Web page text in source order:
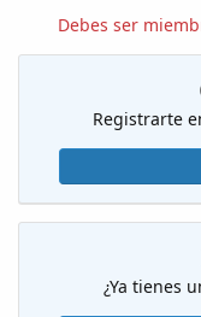
Debes ser
Registrarte
¿Ya tienes